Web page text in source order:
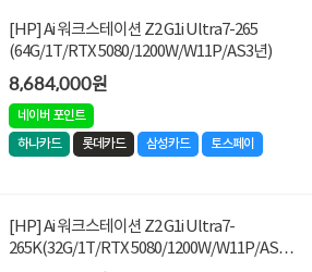
[HP] Ai 워크스테이션 Z2 G1i Ultra7-265
(64G/1T/RTX 5080/1200W/W11P/AS3년)
8,684,000원
네이버 포인트
하나카드
롯데카드 삼성카드 토스페이
[HP] Ai 워크스테이션 Z2 G1i Ultra7-
265K(32G/1T/RTX 5080/1200W/W11P/AS3